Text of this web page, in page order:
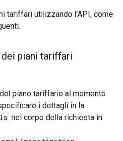
tariffari utilizzando l'API, come
piani tariffari
piano tariffario al momento
i dettagli in la
nel corpo della richiesta in